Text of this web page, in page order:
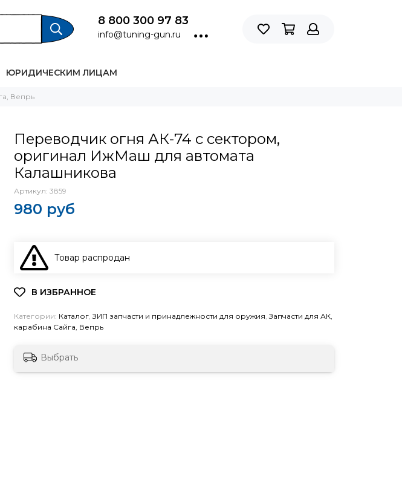
8 800 300 97 83
info@tuning-gun.ru
ЮРИДИЧЕСКИМ ЛИЦАМ
Вепрь
Переводчик огня АК-74 с сектором,
оригинал ИжМаш для автомата
Калашникова
Артикул: 3859
980 руб
Товар распродан
Категории: Каталог,ЗИП запчасти и принадлежности для оружия,Запчасти для АК,
карабина Сайга, Вепрь
Выбрать